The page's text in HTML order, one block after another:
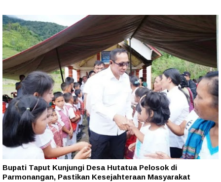
Bupati Taput Kunjungi Desa Hutatua Pelosok di
Parmonangan, Pastikan Kesejahteraan Masyarakat